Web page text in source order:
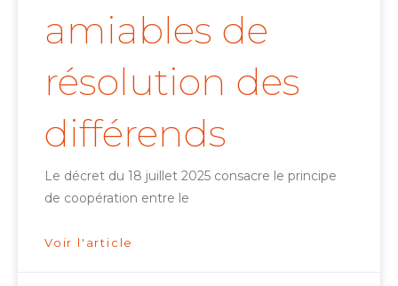
amiables de
résolution des
différends
Le décret du 18 juillet 2025 consacre le principe
de coopération entre le
Voir l'article